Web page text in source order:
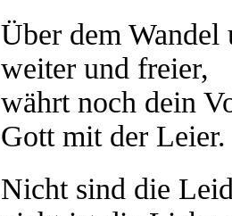
Über dem Wandel
weiter und freier,
währt noch dein
Gott mit der Leier.
Nicht sind die